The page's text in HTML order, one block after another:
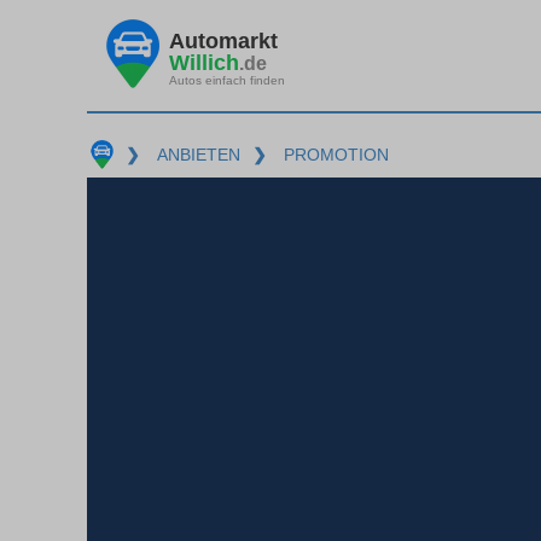
Automarkt
Willich.de
Autos einfach finden
❯ ANBIETEN ❯ PROMOTION